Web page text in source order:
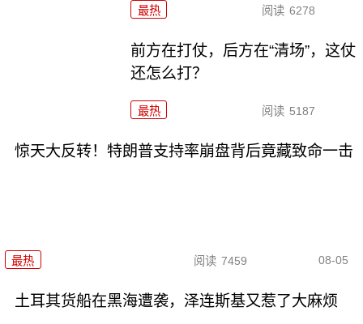
最热 阅读 6278
前方在打仗，后方在“清场”，这仗
还怎么打？
最热 阅读 5187
惊天大反转！特朗普支持率崩盘背后竟藏致命一击
最热 阅读 7459 08-05
土耳其货船在黑海遭袭，泽连斯基又惹了大麻烦